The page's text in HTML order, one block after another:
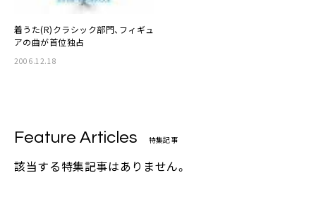
着うた(R)クラシック部門、フィギュ
アの曲が首位独占
2006.12.18
Feature Articles 特集記事
該当する特集記事はありません。